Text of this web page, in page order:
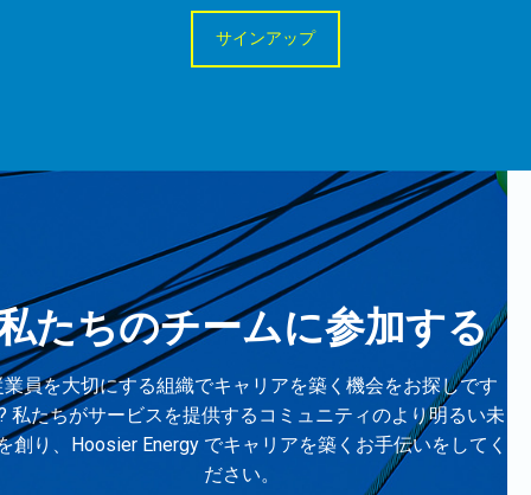
サインアップ
たちのチームに参加する
業員を大切にする組織でキャリアを築く機会をお探しです
私たちがサービスを提供するコミュニティのより明るい未
創り、Hoosier Energy でキャリアを築くお手伝いをしてく
ださい。